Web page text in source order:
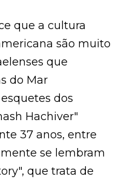
que a cultura
são muito
que
do Mar
dos
Hachiver"
37 anos, entre
se lembram
que trata de